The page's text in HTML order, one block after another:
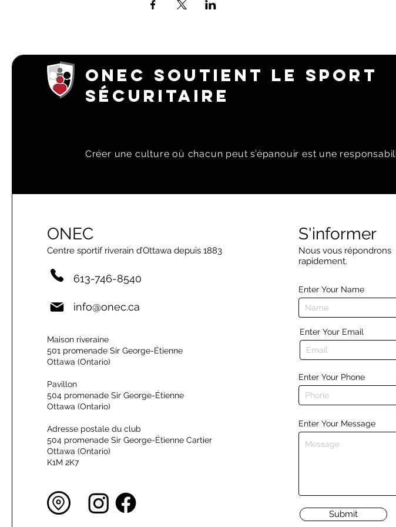
ONEC SOUTIENT LE SPORT
SÉCURITAIRE
Créer une culture où chacun peut s’épanouir est une
ONEC
Centre sportif riverain d’Ottawa depuis 1883
613-746-8540
info@onec.ca
Maison riveraine
501 promenade Sir George-Étienne
Ottawa (Ontario)
Pavillon
504 promenade Sir George-Étienne
Ottawa (Ontario)
Adresse postale du club
504 promenade Sir George-Étienne Cartier
Ottawa (Ontario)
K1M 2K7
S'informer
Nous vous répondrons
rapidement.
Enter Your Name
Enter Your Email
Enter Your Phone
Enter Your Message
Submit